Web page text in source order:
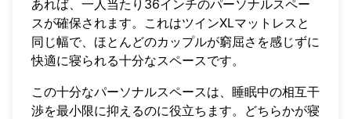
あれば、一人当たり36インチのパーソナルスペー
スが確保されます。これはツインXLマットレスと
同じ幅で、ほとんどのカップルが窮屈さを感じずに
快適に寝られる十分なスペースです。
この十分なパーソナルスペースは、睡眠中の相互干
渉を最小限に抑えるのに役立ちます。どちらかが寝